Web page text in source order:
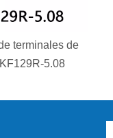
terminales de
5.08